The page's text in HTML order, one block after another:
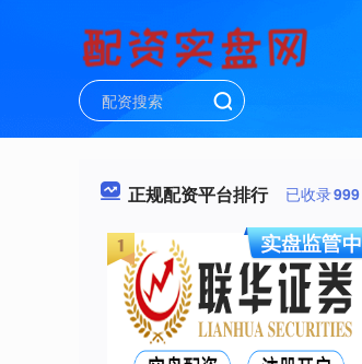
正规配资平台排行 已收录999